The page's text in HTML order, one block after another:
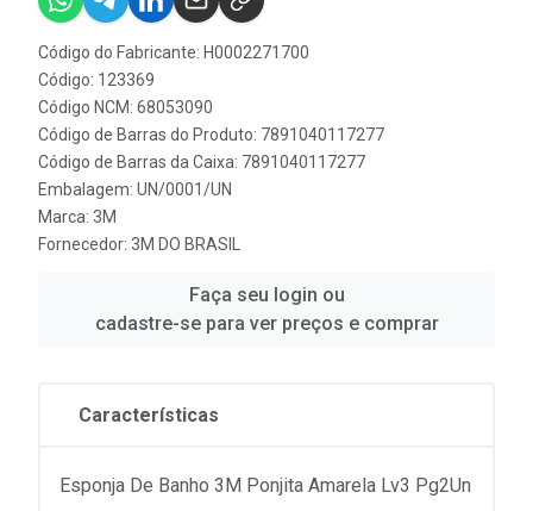
Código do Fabricante: H0002271700
Código: 123369
Código NCM: 68053090
Código de Barras do Produto: 7891040117277
Código de Barras da Caixa: 7891040117277
Embalagem: UN/0001/UN
Marca: 3M
Fornecedor: 3M DO BRASIL
Faça seu login ou
cadastre-se para ver preços e comprar
Características
Esponja De Banho 3M Ponjita Amarela Lv3 Pg2Un